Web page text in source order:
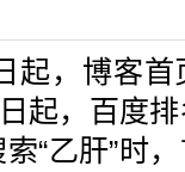
，博客首
起，百度
“乙肝”时